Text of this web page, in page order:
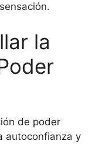
la
de poder
autoconfianza y